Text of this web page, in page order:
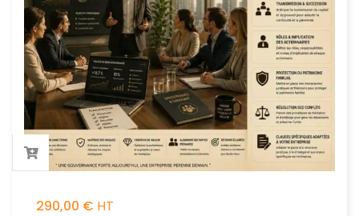
290,00 €